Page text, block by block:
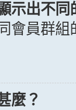
示出不同
會員群
麼？